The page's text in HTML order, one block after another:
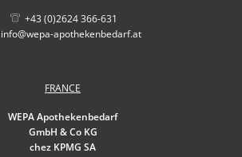
+43 (0)2624 366-631
info@wepa-apothekenbedarf.at
FRANCE
WEPA Apothekenbedarf
GmbH & Co KG
chez KPMG SA